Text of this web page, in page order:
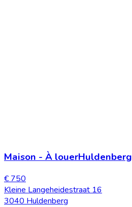
Maison - À louerHuldenberg
€ 750
Kleine Langeheidestraat 16
3040 Huldenberg